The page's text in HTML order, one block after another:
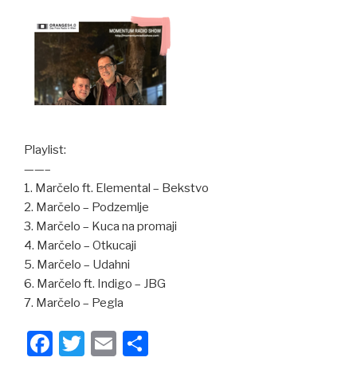
Playlist:
——–
1. Marčelo ft. Elemental – Bekstvo
2. Marčelo – Podzemlje
3. Marčelo – Kuca na promaji
4. Marčelo – Otkucaji
5. Marčelo – Udahni
6. Marčelo ft. Indigo – JBG
7. Marčelo – Pegla
F
T
E